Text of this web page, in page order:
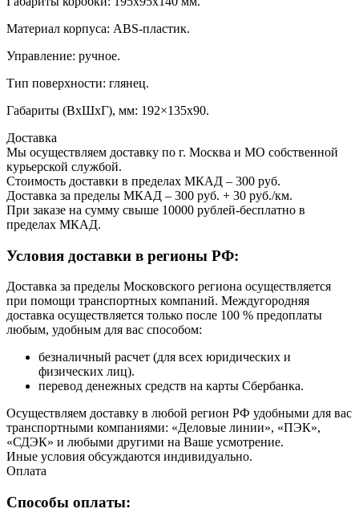
Материал корпуса: ABS-пластик.
Управление: ручное.
Тип поверхности: глянец.
Габариты (ВхШхГ), мм: 192×135х90.
Доставка
Мы осуществляем доставку по г. Москва и МО собственной
курьерской службой.
Стоимость доставки в пределах МКАД – 300 руб.
Доставка за пределы МКАД – 300 руб. + 30 руб./км.
При заказе на сумму свыше 10000 рублей-бесплатно в
пределах МКАД.
Условия доставки в регионы РФ:
Доставка за пределы Московского региона осуществляется
при помощи транспортных компаний. Междугородняя
доставка осуществляется только после 100 % предоплаты
любым, удобным для вас способом:
безналичный расчет (для всех юридических и
физических лиц).
перевод денежных средств на карты Сбербанка.
Осуществляем доставку в любой регион РФ удобными для вас
транспортными компаниями: «Деловые линии», «ПЭК»,
«СДЭК» и любыми другими на Ваше усмотрение.
Иные условия обсуждаются индивидуально.
Оплата
Способы оплаты: